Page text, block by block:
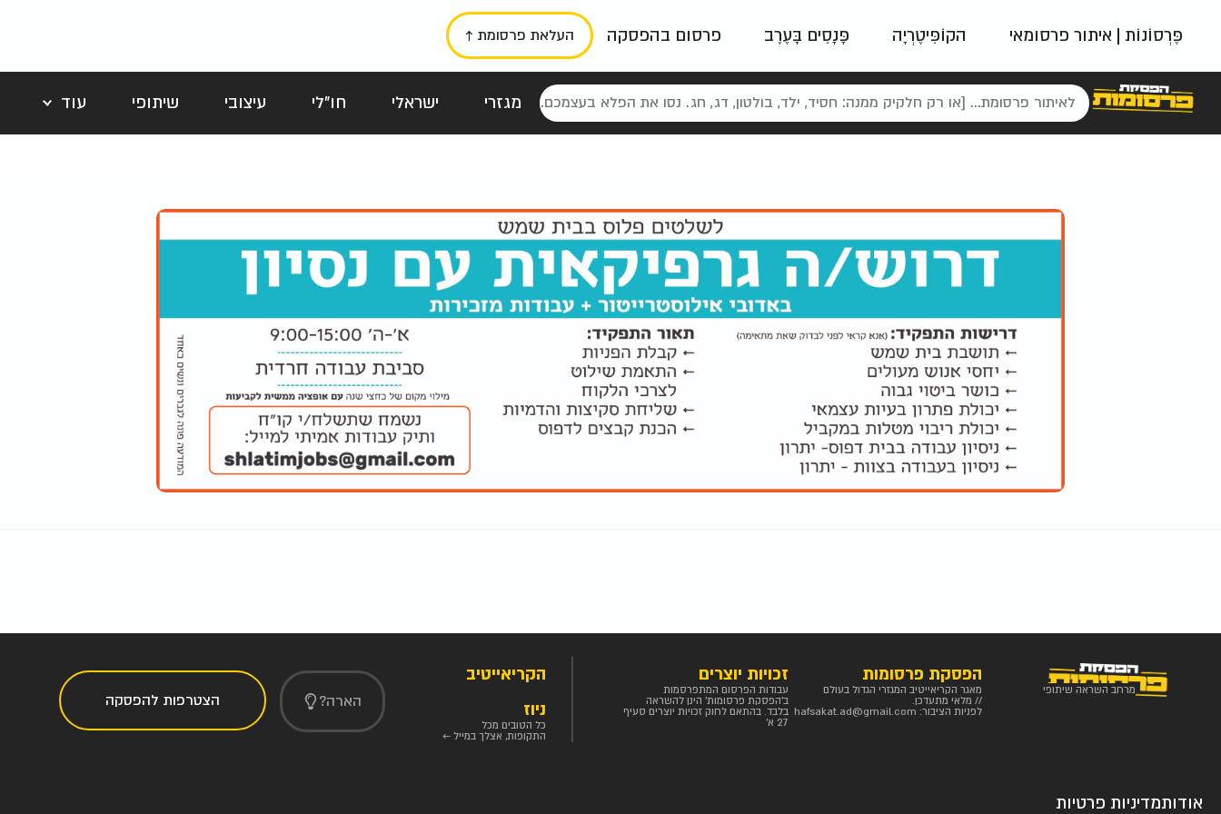
פֶּרְסוֹנוֹת | איתור פרסומאי הקוֹפִּיטֶרְיָה פָּנָסִים בָּעֶרֶב פרסום בהפסקה העלאת פרסומת ↑
מגזרי ישראלי חו"לי עיצובי שיתופי
עוד
פאשן
ניינטיז נוסטלגי כרזות טיפוגרפי
מרחב השראה שיתופי
הפסקת פרסומות
מאגר הקריאייטיב המגזרי הגדול בעולם
// מלאי מתעדכן.
לפניות הציבור: hafsakat.ad@gmail.com
זכויות יוצרים
עבודות הפרסום המתפרסמות
ב'הפסקת פרסומות' הינן להשראה
בלבד. בהתאם לחוק זכויות יוצרים סעיף
27 א'
הקריאייטיב
ניוז
כל הטובים מכל
התקופות, אצלך במייל ←
הארה? הצטרפות להפסקה
אודותמדיניות פרטיות